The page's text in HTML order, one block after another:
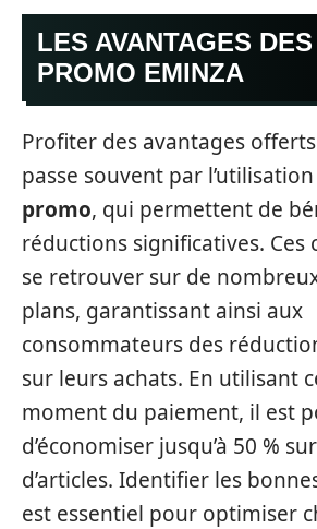
LES AVANTAGES
PROMO EMINZA
Profiter des avantages
passe souvent par
promo, qui permettent de
réductions significatives. Ces
se retrouver sur de
plans, garantissant ainsi aux
consommateurs des
sur leurs achats. En utilisant
moment du paiement, il est
d’économiser jusqu’à 50 %
d’articles. Identifier les
est essentiel pour optimiser